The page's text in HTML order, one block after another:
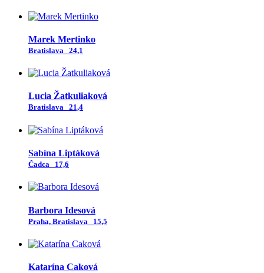
Marek Mertinko
Bratislava 24,1
Lucia Žatkuliaková
Bratislava 21,4
Sabína Liptáková
Čadca 17,6
Barbora Idesová
Praha, Bratislava 15,5
Katarína Caková